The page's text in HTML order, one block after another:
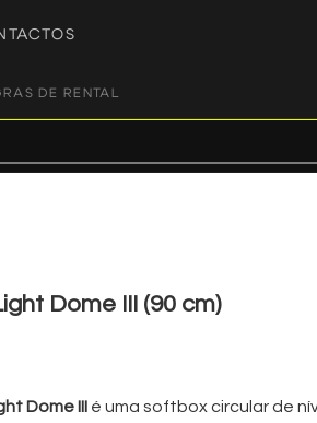
DE RENTAL
Dome III (90 cm)
Dome III é uma softbox circular de